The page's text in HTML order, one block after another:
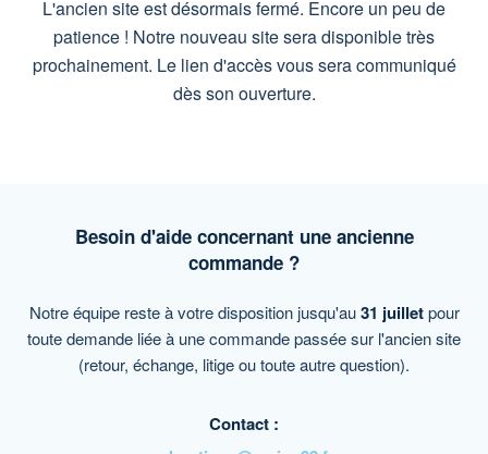
L'ancien site est désormais fermé. Encore un peu de
patience ! Notre nouveau site sera disponible très
prochainement. Le lien d'accès vous sera communiqué
dès son ouverture.
Besoin d'aide concernant une ancienne
commande ?
Notre équipe reste à votre disposition jusqu'au31 juilletpour
toute demande liée à une commande passée sur l'ancien site
(retour, échange, litige ou toute autre question).
Contact :